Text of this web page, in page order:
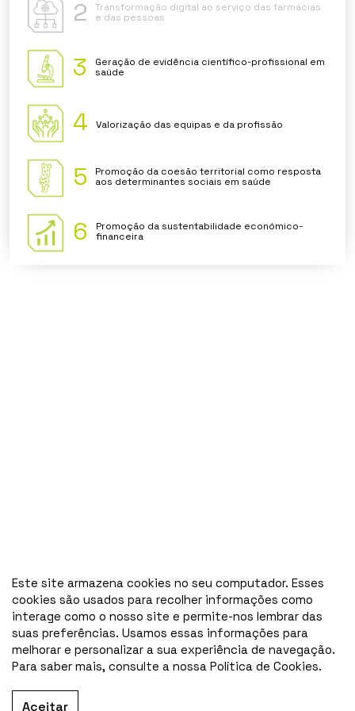
2
Transformação digital ao serviço das farmácias
e das pessoas
3
Geração de evidência científico-profissional em
saúde
4 Valorização das equipas e da profissão
5
Promoção da coesão territorial como resposta
aos determinantes sociais em saúde
6
Promoção da sustentabilidade económico-
financeira
Este site armazena cookies no seu computador. Esses
cookies são usados para recolher informações como
interage como o nosso site e permite-nos lembrar das
suas preferências. Usamos essas informações para
melhorar e personalizar a sua experiência de navegação.
Para saber mais, consulte a nossa Política de Cookies.
Aceitar